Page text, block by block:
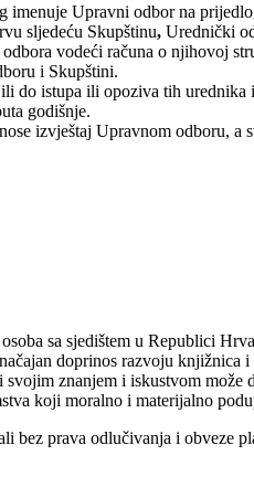
Upravni odbor na
sljedeću Skupštinu, Urednički
vodeći računa o njihovoj
i Skupštini.
istupa ili opoziva tih
godišnje.
izvještaj Upravnom odboru,
sa sjedištem u Republici
doprinos razvoju knjižnica
znanjem i iskustvom
koji moralno i materijalno
bez prava odlučivanja i obveze